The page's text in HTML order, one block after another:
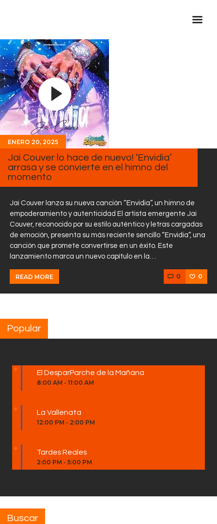
Inicio Real FM
Streaming
En Vivo
Descarga La APP
Programas
Noticias
Equipo
Sobre Nosotros
ENERO 20, 2025
Jai Couver lo hace de nuevo! ‘Envidia’
arrasa y se convierte en el himno del
momento
Jai Couver lanza su nueva canción “Envidia”, un himno de
empoderamiento y autenticidad El artista emergente Jai
Couver, reconocido por su estilo auténtico y letras cargadas
de emoción, presenta su más reciente sencillo “Envidia”, una
canción que promete convertirse en un éxito. Este
lanzamiento marca un nuevo capítulo en la…
READ MORE 0 0
Popular
El DesparParche de la Mañana
8:00 AM - 11:00 AM
La Vallenata
12:00 PM - 2:00 PM
Tardes Reales
2:00 PM - 5:00 PM
Buscar